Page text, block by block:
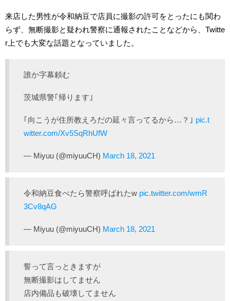
来店した男性が令和納豆で店員に撮影の許可をとったにも関わ
らず、無断撮影と疑われ警察に通報されたことなどから、Twitte
r上でも大変な話題となっていました。
誰か字幕頼む
茨城県警｢帰ります｣
｢向こうが住所教えろだの延々言ってるから…？｣ pic.t
witter.com/Xv5SqRhUfW
— Miyuu (@miyuuCH) March 18, 2021
令和納豆食べたら警察呼ばれたw pic.twitter.com/wmR
3Cv8qAG
— Miyuu (@miyuuCH) March 18, 2021
誓って言っときますが
無断撮影はしてません
店内備品も破壊してません